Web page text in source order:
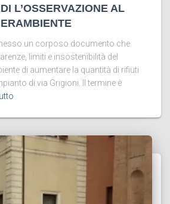
L’OSSERVAZIONE AL
un corposo documento che
limiti e insostenibilità del
di aumentare la quantità di rifiuti
di via Grigioni. Il termine è